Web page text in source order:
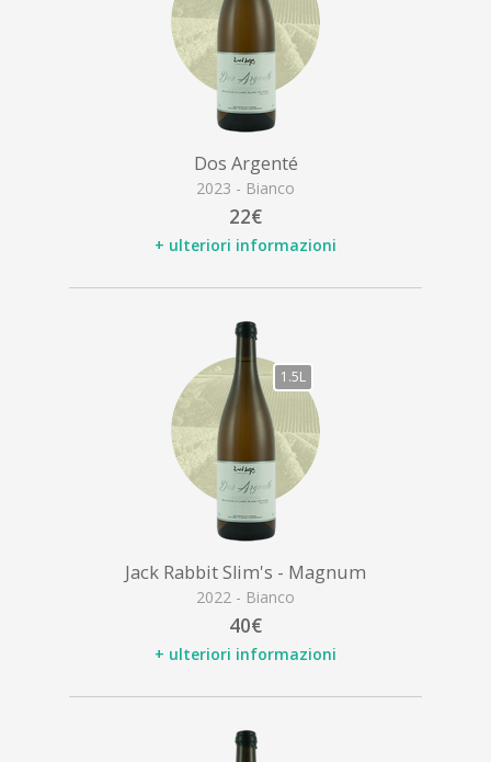
Dos Argenté
2023 - Bianco
22€
+ ulteriori informazioni
1.5L
Jack Rabbit Slim's - Magnum
2022 - Bianco
40€
+ ulteriori informazioni